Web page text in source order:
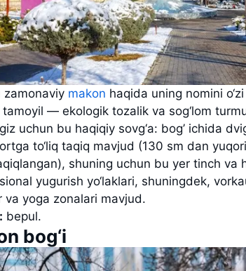
zamonaviy makon haqida uning nomini
tamoyil — ekologik tozalik va sog‘lom
uchun bu haqiqiy sovg‘a: bog’ ichida
to‘liq taqiq mavjud (130 sm dan
shuning uchun bu yer tinch va
yugurish yo‘laklari, shuningdek,
va yoga zonalari mavjud.
bepul.
bog‘i